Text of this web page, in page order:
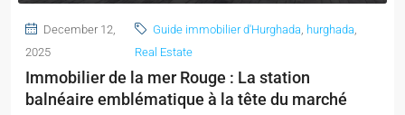
December 12,
2025
Guide immobilier d'Hurghada hurghada
Real Estate
Immobilier de la mer Rouge : La station
balnéaire emblématique à la tête du marché